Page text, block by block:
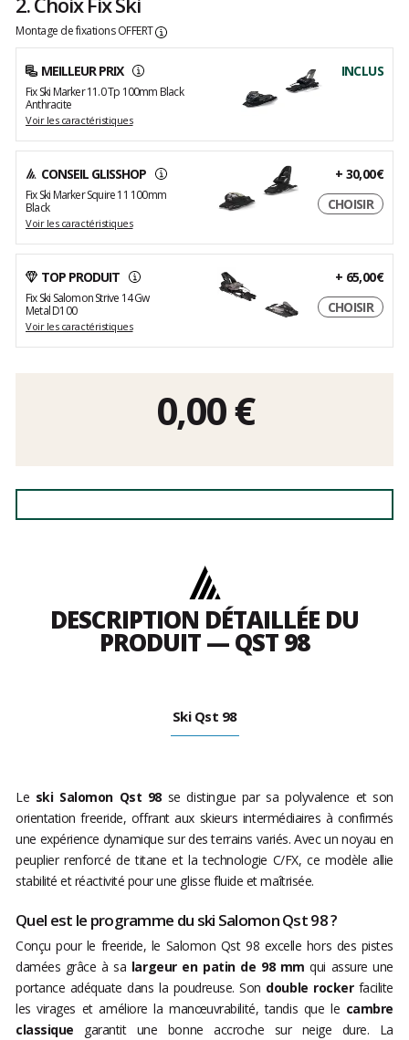
Montage de fixations OFFERT
MEILLEUR PRIX
Fix Ski Marker 11.0 Tp 100mm Black
Anthracite
Voir les caractéristiques
INCLUS
CONSEIL GLISSHOP
Fix Ski Marker Squire 11 100mm
Black
Voir les caractéristiques
+ 30,00€
CHOISIR
TOP PRODUIT
Fix Ski Salomon Strive 14 Gw
Metal D100
Voir les caractéristiques
+ 65,00€
CHOISIR
0,00€
DESCRIPTION DÉTAILLÉE DU
PRODUIT — QST 98
Ski Qst 98
Le ski Salomon Qst 98se distingue par sa polyvalence et son
orientation freeride, offrant aux skieurs intermédiaires à confirmés
une expérience dynamique sur des terrains variés. Avec un noyau en
peuplier renforcé de titane et la technologie C/FX, ce modèle allie
stabilité et réactivité pour une glisse fluide et maîtrisée.
Quel est le programme du ski Salomon Qst 98 ?
Conçu pour le freeride, le Salomon Qst 98 excelle hors des pistes
damées grâce à sa largeur en patin de 98 mm qui assure une
portance adéquate dans la poudreuse. Son double rockerfacilite
les virages et améliore la manœuvrabilité, tandis que le cambre
classique garantit une bonne accroche sur neige dure. La